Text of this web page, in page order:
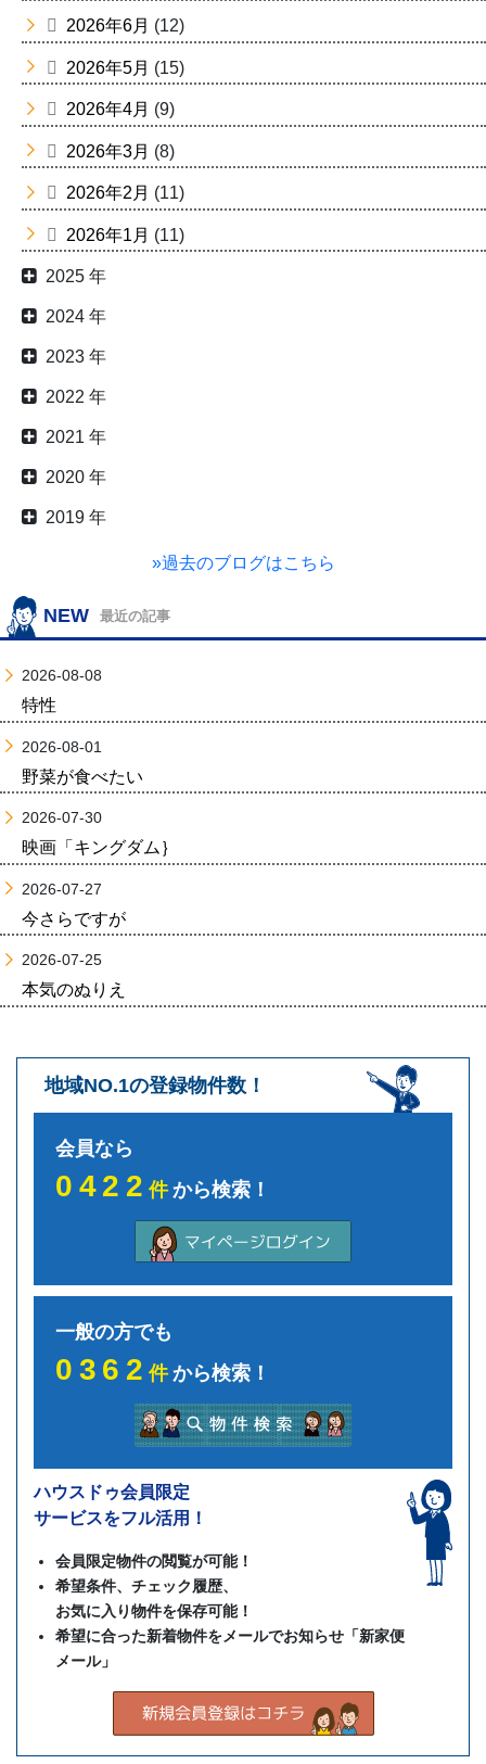
2026年6月 (12)
2026年5月 (15)
2026年4月 (9)
2026年3月 (8)
2026年2月 (11)
2026年1月 (11)
2025 年
2024 年
2023 年
2022 年
2021 年
2020 年
2019 年
»過去のブログはこちら
NEW 最近の記事
2026-08-08
特性
2026-08-01
野菜が食べたい
2026-07-30
映画「キングダム｝
2026-07-27
今さらですが
2026-07-25
本気のぬりえ
地域NO.1の登録物件数！
会員なら
0422件から検索！
一般の方でも
0362件から検索！
ハウスドゥ会員限定
サービスをフル活用！
会員限定物件の閲覧が可能！
希望条件、チェック履歴、
お気に入り物件を保存可能！
希望に合った新着物件をメールでお知らせ「新家便
メール」